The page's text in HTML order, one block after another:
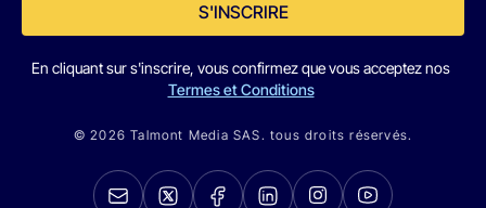
S'INSCRIRE
En cliquant sur s'inscrire, vous confirmez que vous acceptez nos
Termes et Conditions
© 2026 Talmont Media SAS. tous droits réservés.